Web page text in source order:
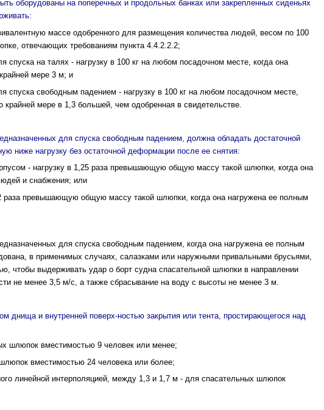
оборудованы на поперечных и продольных банках или закрепленных сиденьях
массе одобренного для размещения количества людей, весом по 100
отвечающих требованиям пункта 4.4.2.2.2;
спуска на талях - нагрузку в 100 кг на любом поса­дочном месте, когда она
мере 3 м; и
спуска свободным падением - нагрузку в 100 кг на любом посадочном месте,
крайней мере в 1,3 большей, чем одобренная в свидетельстве.
для спуска свободным падением, должна обладать достаточной
ниже нагрузку без остаточной деформации после ее снятия:
- нагрузку в 1,25 раза превышающую общую массу такой шлюпки, когда она
и снабжения; или
раза превышающую общую массу такой шлюпки, когда она нагружена ее полным
для спуска свободным падением, когда она нагружена ее полным
в применимых случаях, салазками или наружными привальными брусьями,
чтобы выдерживать удар о борт судна спасательной шлюпки в направлении
не менее 3,5 м/с, а также сбрасывание на воду с высоты не менее 3 м.
днища и внутренней поверх-ностью закрытия или тента, простирающегося над
шлюпок вместимостью 9 человек или менее;
вместимостью 24 человека или более;
линейной интерполяцией, между 1,3 и 1,7 м - для спасательных шлюпок